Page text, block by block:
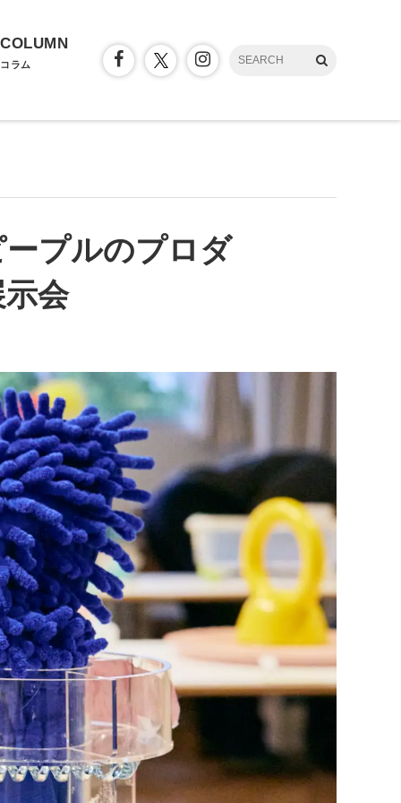
COLUMN
コラム
プルのプロダ
会